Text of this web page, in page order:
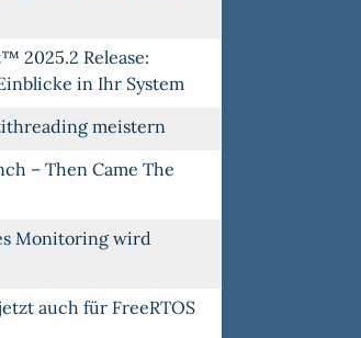
2025.2 Release:
in Ihr System
meistern
– Then Came The
Monitoring wird
auch für FreeRTOS